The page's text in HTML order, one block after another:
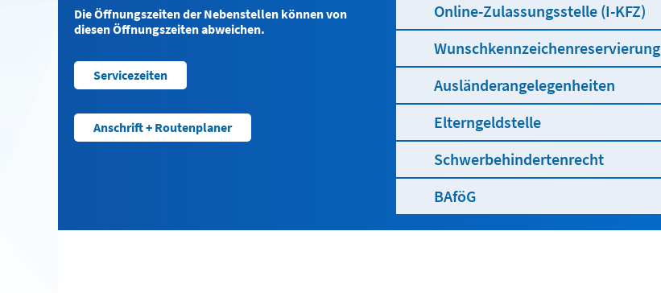
Die Öffnungszeiten der Nebenstellen können von
diesen Öffnungszeiten abweichen.
Servicezeiten
Anschrift + Routenplaner
Online-Zulassungsstelle (I-KFZ)
Wunschkennzeichenreservierung
Ausländerangelegenheiten
Elterngeldstelle
Schwerbehindertenrecht
BAföG